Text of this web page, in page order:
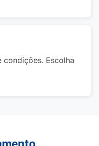
condições. Escolha